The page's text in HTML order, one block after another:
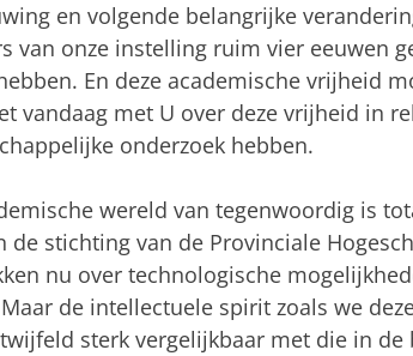
en volgende belangrijke
van onze instelling ruim vier eeuwen
En deze academische vrijheid
vandaag met U over deze vrijheid in
onderzoek hebben.
wereld van tegenwoordig is
de stichting van de Provinciale
nu over technologische
de intellectuele spirit zoals we
sterk vergelijkbaar met die in de